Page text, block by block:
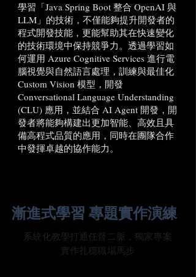
學習「Java Spring Boot 整合 OpenAI 與
LLM」的技術，不僅能夠提升開發者的
程式開發技能，更能幫助其在快速變化
的技術環境中保持競爭力。透過學習如
何運用 Azure Cognitive Services 進行電
腦視覺與自然語言處理，訓練與最佳化
Custom Vision 模型，開發
Conversational Language Understanding
(CLU) 應用，並結合 AI Agent 開發，開
發者將能夠構建出更加智能、高效且具
備高程式品質的應用，同時在團隊合作
中發揮卓越的協作能力。
漸進式學習 專題實作演練
系統化教學打通任督二脈，獨家專案
實作扎穩職場馬步